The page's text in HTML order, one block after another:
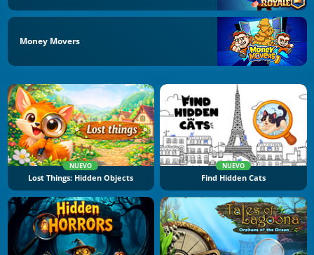
Money Movers
NUEVO
Lost Things: Hidden Objects
NUEVO
Find Hidden Cats